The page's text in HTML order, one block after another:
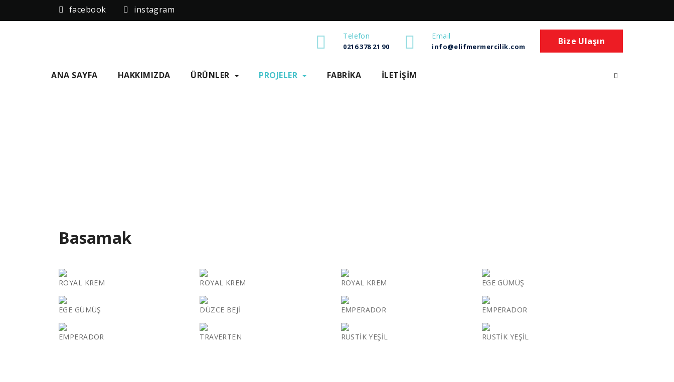
facebook instagram
Telefon
0216 378 21 90
Email
info@elifmermercilik.com Bize Ulaşın
ANA SAYFA HAKKIMIZDA ÜRÜNLER PROJELER FABRIKA İLETIŞIM
Basamak
ROYAL KREM ROYAL KREM ROYAL KREM EGE GÜMÜŞ
EGE GÜMÜŞ DÜZCE BEJİ EMPERADOR EMPERADOR
EMPERADOR TRAVERTEN RUSTİK YEŞİL RUSTİK YEŞİL